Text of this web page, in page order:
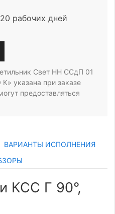
рабочих дней
Свет НН ССдП 01
указана при заказе
предоставляться
ВАРИАНТЫ ИСПОЛНЕНИЯ
КСС Г 90°,